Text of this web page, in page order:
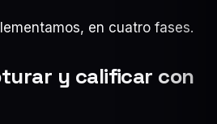
en cuatro fases.
y calificar con